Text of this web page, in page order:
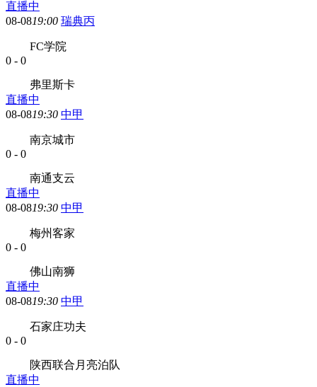
直播中
08-0819:00 瑞典丙
FC学院
0 - 0
弗里斯卡
直播中
08-0819:30 中甲
南京城市
0 - 0
南通支云
直播中
08-0819:30 中甲
梅州客家
0 - 0
佛山南狮
直播中
08-0819:30 中甲
石家庄功夫
0 - 0
陕西联合月亮泊队
直播中